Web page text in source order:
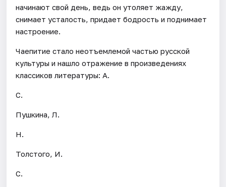
начинают свой день, ведь он утоляет жажду,
снимает усталость, придает бодрость и поднимает
настроение.
Чаепитие стало неотъемлемой частью русской
культуры и нашло отражение в произведениях
классиков литературы: А.
С.
Пушкина, Л.
Н.
Толстого, И.
С.